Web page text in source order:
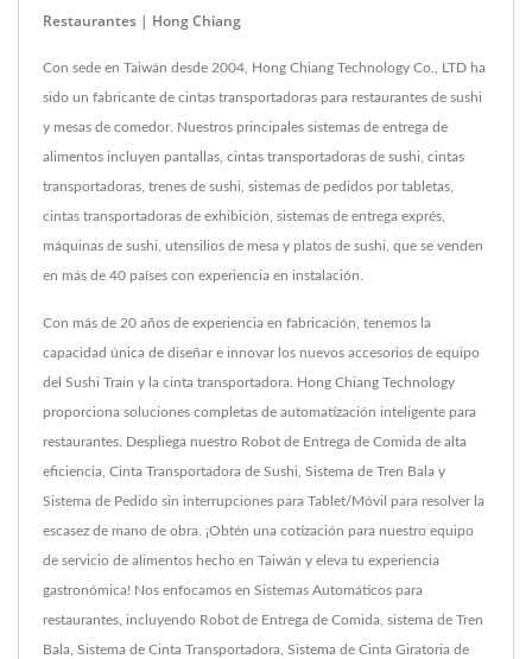
Restaurantes | Hong Chiang
Con sede en Taiwán desde 2004, Hong Chiang Technology Co., LTD ha
sido un fabricante de cintas transportadoras para restaurantes de sushi
y mesas de comedor. Nuestros principales sistemas de entrega de
alimentos incluyen pantallas, cintas transportadoras de sushi, cintas
transportadoras, trenes de sushi, sistemas de pedidos por tabletas,
cintas transportadoras de exhibición, sistemas de entrega exprés,
máquinas de sushi, utensilios de mesa y platos de sushi, que se venden
en más de 40 países con experiencia en instalación.
Con más de 20 años de experiencia en fabricación, tenemos la
capacidad única de diseñar e innovar los nuevos accesorios de equipo
del Sushi Train y la cinta transportadora. Hong Chiang Technology
proporciona soluciones completas de automatización inteligente para
restaurantes. Despliega nuestro Robot de Entrega de Comida de alta
eficiencia, Cinta Transportadora de Sushi, Sistema de Tren Bala y
Sistema de Pedido sin interrupciones para Tablet/Móvil para resolver la
escasez de mano de obra. ¡Obtén una cotización para nuestro equipo
de servicio de alimentos hecho en Taiwán y eleva tu experiencia
gastronómica! Nos enfocamos en Sistemas Automáticos para
restaurantes, incluyendo Robot de Entrega de Comida, sistema de Tren
Bala, Sistema de Cinta Transportadora, Sistema de Cinta Giratoria de